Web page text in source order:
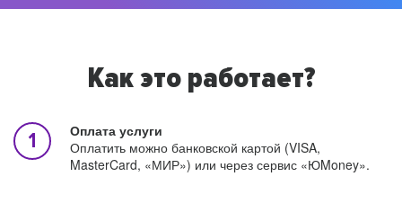
Как это работает?
Оплата услуги
Оплатить можно банковской картой (VISA,
MasterCard, «МИР») или через сервис «ЮMoney».